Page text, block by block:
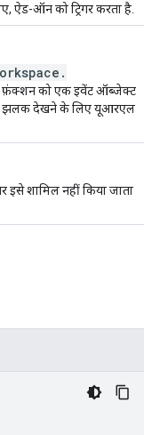
ऑन को ट्रिगर करता है.
.
फ़ंक्शन को एक इवेंट ऑब्जेक्ट
झलक देखने के लिए यूआरएल
इसे शामिल नहीं किया जाता